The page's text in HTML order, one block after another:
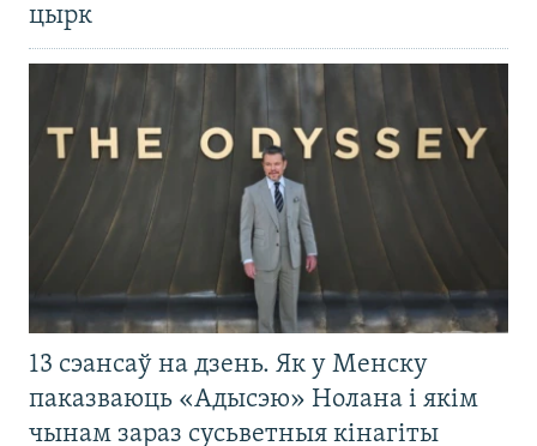
цырк
13 сэансаў на дзень. Як у Менску
паказваюць «Адысэю» Нолана і якім
чынам зараз сусьветныя кінагіты